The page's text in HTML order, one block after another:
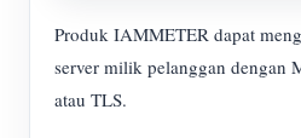
Produk IAMMETER dapat
server milik pelanggan dengan
atau TLS.